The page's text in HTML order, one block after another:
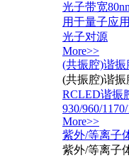
光子带宽
用于量子应
光子对源
More>>
(共振腔)谐
(共振腔)谐
RCLED谐振
930/960/
More>>
紫外/等离子
紫外/等离子